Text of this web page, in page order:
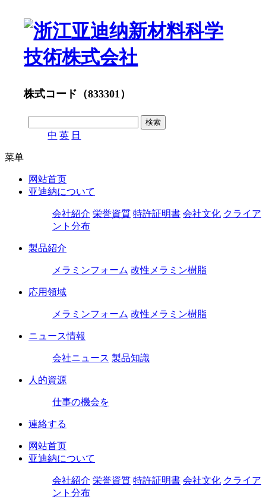
株式コード（833301）
中 英 日
菜单
网站首页
亚迪納について
会社紹介 栄誉資質 特許証明書 会社文化 クライア
ント分布
製品紹介
メラミンフォーム 改性メラミン樹脂
応用領域
メラミンフォーム 改性メラミン樹脂
ニュース情報
会社ニュース 製品知識
人的資源
仕事の機会を
連絡する
网站首页
亚迪納について
会社紹介 栄誉資質 特許証明書 会社文化 クライア
ント分布